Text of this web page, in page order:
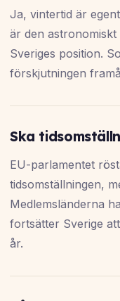
Ja, vintertid är
är den
Sveriges position.
förskjutningen
Ska
EU-parlamentet
tidsomställningen,
Medlemsländerna
fortsätter Sverige
år.